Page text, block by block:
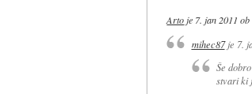
Artoje 7. jan 2011
mihec87je 7.
Še
stvari ki